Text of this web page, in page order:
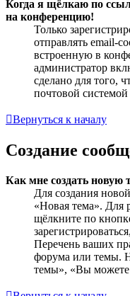
Когда я щёлкаю по
на конференцию!
Только
отправлять email-
встроенную в
администратор
сделано для того,
почтовой
Вернуться к началу
Создание
Как мне создать новую
Для создания
«Новая тема». Для
щёлкните по
Перечень ваших
форума или темы.
темы», «Вы можете